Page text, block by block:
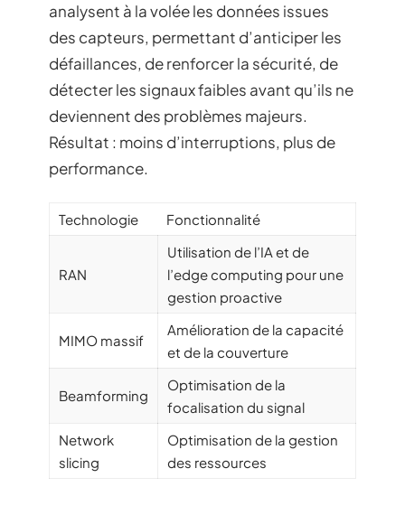
analysent à la volée les données issues
des capteurs, permettant d’anticiper les
défaillances, de renforcer la sécurité, de
détecter les signaux faibles avant qu’ils ne
deviennent des problèmes majeurs.
Résultat : moins d’interruptions, plus de
performance.
Technologie Fonctionnalité
RAN
Utilisation de l’IA et de
l’edge computing pour une
gestion proactive
MIMO massif
Amélioration de la capacité
et de la couverture
Beamforming
Optimisation de la
focalisation du signal
Network
slicing
Optimisation de la gestion
des ressources